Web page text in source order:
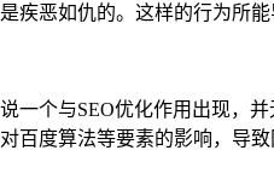
疾恶如仇的。这样的行为所
一个与SEO优化作用出现，
百度算法等要素的影响，导